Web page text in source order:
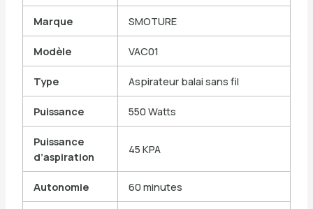
Marque SMOTURE
Modèle VAC01
Type Aspirateur balai sans fil
Puissance 550 Watts
Puissance
d’aspiration
45 KPA
Autonomie 60 minutes